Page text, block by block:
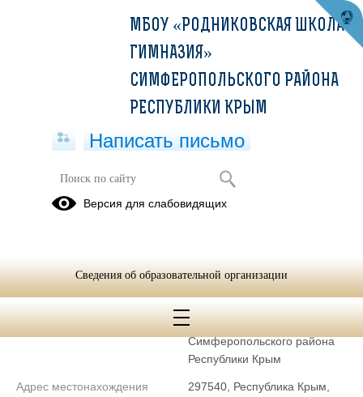
Контакты
Республики Крым
образовательной организации* гимназия»
Симферопольского района
Республики Крым
Адрес местонахождения
297540, Республика Крым,
МБОУ «РОДНИКОВСКАЯ ШКОЛА-
ГИМНАЗИЯ»
СИМФЕРОПОЛЬСКОГО РАЙОНА
РЕСПУБЛИКИ КРЫМ
Написать письмо
Версия для слабовидящих
Сведения об образовательной организации